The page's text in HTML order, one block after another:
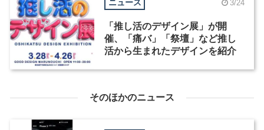
ニュース 3/24
「推し活のデザイン展」が開
催、「痛バ」「祭壇」など推し
活から生まれたデザインを紹介
そのほかのニュース